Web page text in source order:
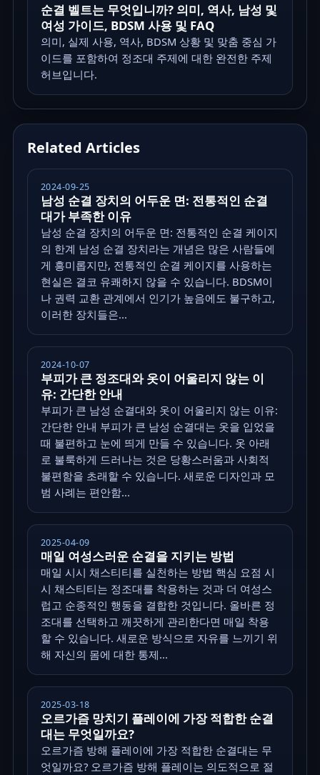
순결 벨트는 무엇입니까? 의미, 역사, 남성 및
여성 가이드, BDSM 사용 및 FAQ
의미, 실제 사용, 역사, BDSM 상황 및 맞춤 중심 가
이드를 포함하여 정조대 주제에 대한 완전한 주제
허브입니다.
Related Articles
2024-09-25
남성 순결 장치의 어두운 면: 전통적인 순결
대가 부족한 이유
남성 순결 장치의 어두운 면: 전통적인 순결 케이지
의 한계 남성 순결 장치라는 개념은 많은 사람들에
게 흥미롭지만, 전통적인 순결 케이지를 사용하는
현실은 결코 유쾌하지 않을 수 있습니다. BDSM이
나 권력 교환 관계에서 인기가 높음에도 불구하고,
이러한 장치들은...
2024-10-07
부피가 큰 정조대와 옷이 어울리지 않는 이
유: 간단한 안내
부피가 큰 남성 순결대와 옷이 어울리지 않는 이유:
간단한 안내 부피가 큰 남성 순결대는 옷을 입었을
때 불편하고 눈에 띄게 만들 수 있습니다. 옷 아래
로 불룩하게 드러나는 것은 당황스러움과 사회적
불편함을 초래할 수 있습니다. 새로운 디자인과 모
범 사례는 편안함...
2025-04-09
매일 여성스러운 순결을 지키는 방법
매일 시시 채스티티를 실천하는 방법 핵심 요점 시
시 채스티티는 정조대를 착용하는 것과 더 여성스
럽고 순종적인 행동을 결합한 것입니다. 올바른 정
조대를 선택하고 깨끗하게 관리한다면 매일 착용
할 수 있습니다. 새로운 방식으로 자유를 느끼기 위
해 자신의 몸에 대한 통제...
2025-03-18
오르가즘 망치기 플레이에 가장 적합한 순결
대는 무엇일까요?
오르가즘 방해 플레이에 가장 적합한 순결대는 무
엇일까요? 오르가즘 방해 플레이는 의도적으로 절